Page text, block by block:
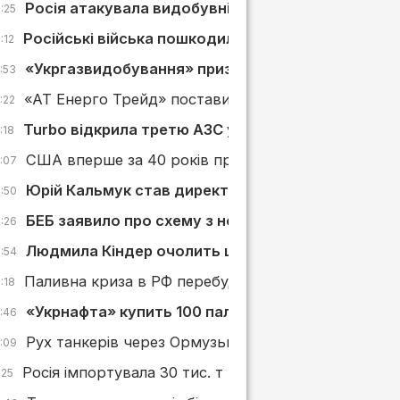
Росія атакувала видобувні активи і 4 АЗС
Російські війська пошкодили АЗС у Слов’янську
«Укргазвидобування» призначило нових
«АТ Енерго Трейд» поставить «Київпастрансу»
Turbo відкрила третю АЗС у Львівській області
США вперше за 40 років припинили імпорт нафти
Юрій Кальмук став директором із сервісів
БЕБ заявило про схему з неіснуючими
Людмила Кіндер очолить ще одну дочірню
Паливна криза в РФ перебудовує ринок АЗС: що
«Укрнафта» купить 100 паливовозів
Рух танкерів через Ормузьку протоку різко
Росія імпортувала 30 тис. т нафтопродуктів з